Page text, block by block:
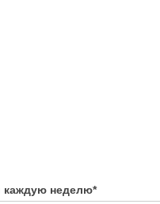
каждую неделю*